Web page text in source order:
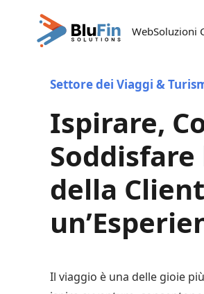
Passa al contenuto principale
WebSoluzioni
Settore dei Viaggi &
Ispirare,
della
Il viaggio è una delle gioie